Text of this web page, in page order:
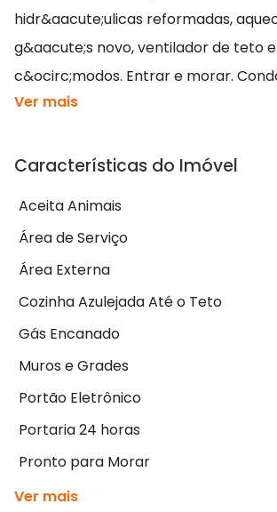
hidr&aacute;ulicas reformadas,
g&aacute;s novo, ventilador de teto
c&ocirc;modos. Entrar e morar.
Ver mais
Características do Imóvel
Aceita Animais
Área de Serviço
Área Externa
Cozinha Azulejada Até o Teto
Gás Encanado
Muros e Grades
Portão Eletrônico
Portaria 24 horas
Pronto para Morar
Ver mais